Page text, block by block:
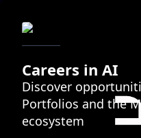
Careers in AI
Discover
Portfolios and the
ecosystem